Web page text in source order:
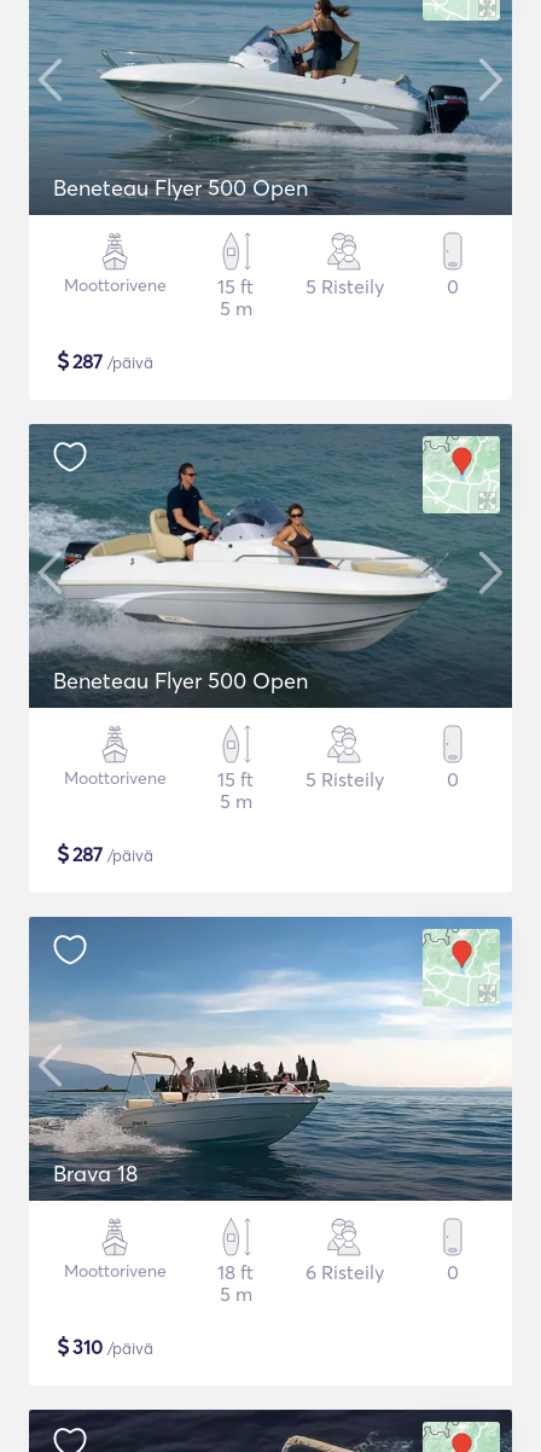
Beneteau Flyer 500 Open
Moottorivene
15 ft
5 m
5 Risteily 0
$287 /päivä
Beneteau Flyer 500 Open
Moottorivene
15 ft
5 m
5 Risteily 0
$287 /päivä
Brava 18
Moottorivene
18 ft
5 m
6 Risteily 0
$310 /päivä